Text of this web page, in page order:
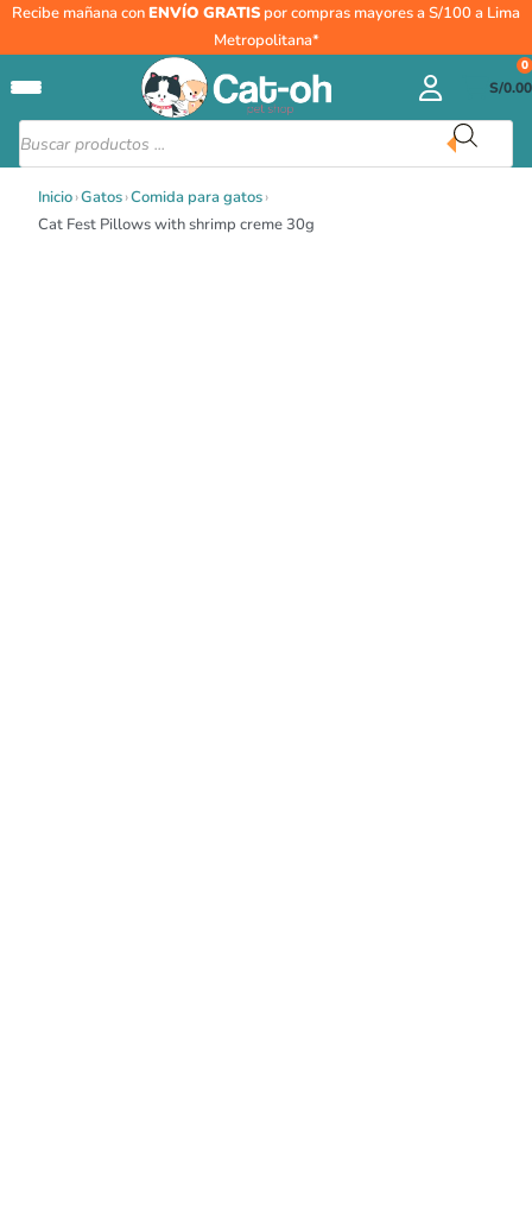
Recibe mañana conENVÍO GRATIS por compras mayores a S/100 a Lima
Metropolitana*
Búsqueda
de
productos
S/0.00
0
Inicio›Gatos›Comida para gatos›
Cat Fest Pillows with shrimp creme 30g